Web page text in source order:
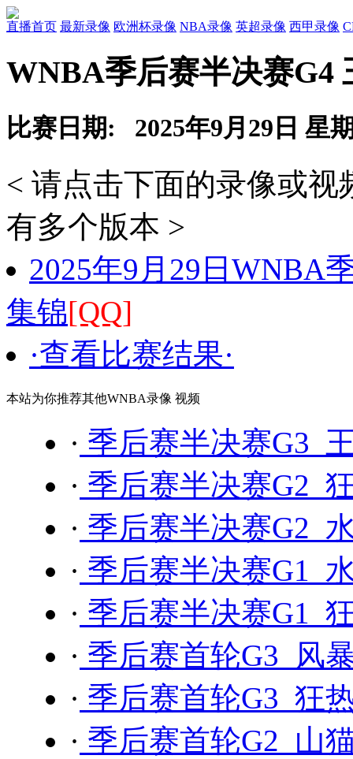
直播首页 最新录像 欧洲杯录像 NBA录像 英超录像 西甲录像
WNBA季后赛半决赛G4
比赛日期: 2025年9月29日 星
< 请点击下面的录像或
有多个版本 >
2025年9月29日WNBA
集锦[QQ]
·查看比赛结果·
本站为你推荐其他WNBA录像 视频
· 季后赛半决赛G3
· 季后赛半决赛G2
· 季后赛半决赛G2
· 季后赛半决赛G1
· 季后赛半决赛G1
· 季后赛首轮G3 风
· 季后赛首轮G3 狂
· 季后赛首轮G2 山